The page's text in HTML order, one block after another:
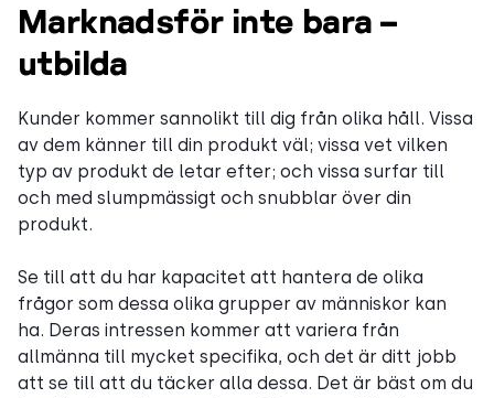
Marknadsför inte bara –
utbilda
Kunder kommer sannolikt till dig från olika håll. Vissa
av dem känner till din produkt väl; vissa vet vilken
typ av produkt de letar efter; och vissa surfar till
och med slumpmässigt och snubblar över din
produkt.
Se till att du har kapacitet att hantera de olika
frågor som dessa olika grupper av människor kan
ha. Deras intressen kommer att variera från
allmänna till mycket specifika, och det är ditt jobb
att se till att du täcker alla dessa. Det är bäst om du